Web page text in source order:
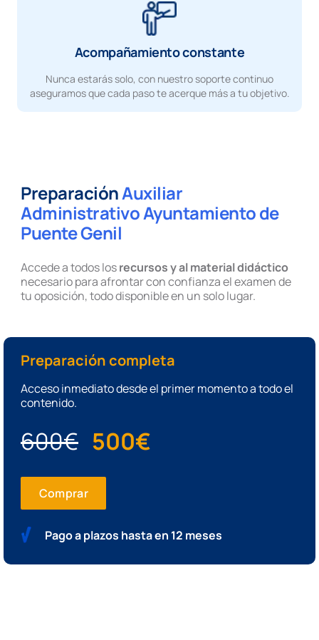
Acompañamiento constante
Nunca estarás solo, con nuestro soporte continuo
aseguramos que cada paso te acerque más a tu objetivo.
PreparaciónAuxiliar
Administrativo Ayuntamiento de
Puente Genil
Accede a todos losrecursos y al material didáctico
necesario para afrontar con confianza el examen de
tu oposición, todo disponible en un solo lugar.
Preparación completa
Acceso inmediato desde el primer momento a todo el
contenido.
600€ 500€
Comprar
Pago a plazos hasta en 12 meses